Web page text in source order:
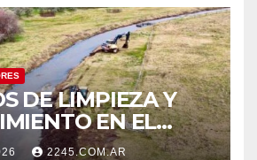
DE LIMPIEZA Y
EN EL
PICASA
2245.COM.AR